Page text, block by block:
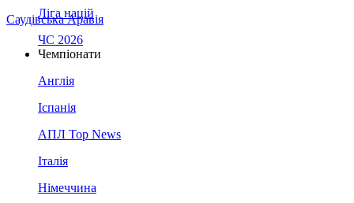
Саудівська Аравія
Ліга націй
ЧС 2026
Чемпіонати
Англія
Іспанія
АПЛ Top News
Італія
Німеччина